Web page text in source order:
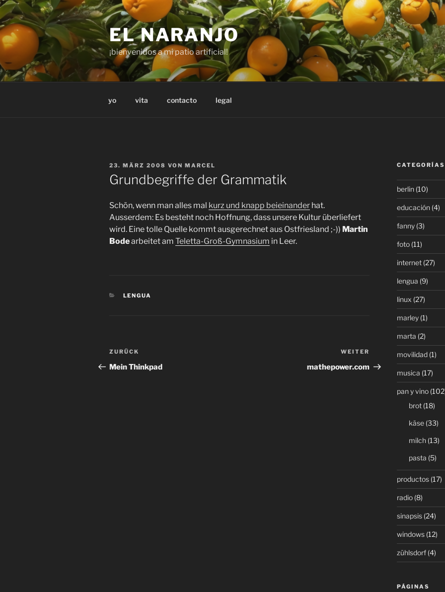
Zum
Inhalt
springen
EL NARANJO
¡bienvenidos a mi patio artificial!
yo vita contacto legal
VERÖFFENTLICHT
AM
23. MÄRZ 2008 VON MARCEL
Grundbegriffe der Grammatik
Schön, wenn man alles mal kurz und knapp beieinander hat.
Ausserdem: Es besteht noch Hoffnung, dass unsere Kultur überliefert
wird. Eine tolle Quelle kommt ausgerechnet aus Ostfriesland ;-)) Martin
Bodearbeitet am Teletta-Groß-Gymnasium in Leer.
KATEGORIEN
LENGUA
Beitragsnavigation
Vorheriger
Beitrag
ZURÜCK
Mein Thinkpad
Nächster
Beitrag
WEITER
mathepower.com
CATEGORÍAS
berlin(10)
educación(4)
fanny(3)
foto(11)
internet(27)
lengua (9)
linux (27)
marley(1)
marta (2)
movilidad(1)
musica (17)
pan y vino
brot(18)
käse(33)
milch(13)
pasta (5)
productos(17)
radio(8)
sinapsis(24)
windows(12)
zühlsdorf(4)
PÁGINAS